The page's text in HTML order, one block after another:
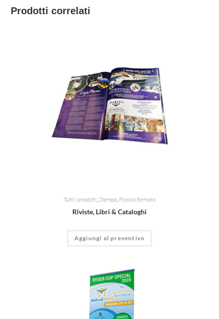
Prodotti correlati
Tutti i prodotti,Stampa, Piccolo formato
Riviste, Libri & Cataloghi
Aggiungi al preventivo